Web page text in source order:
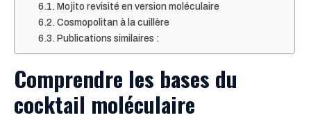
Mojito revisité en version moléculaire
Cosmopolitan à la cuillère
Publications similaires :
Comprendre les bases du
cocktail moléculaire